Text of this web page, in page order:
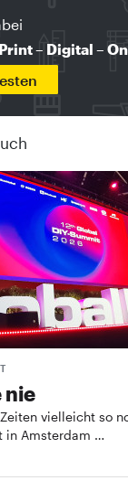
– Digital –
nie
vielleicht so
in Amsterdam …